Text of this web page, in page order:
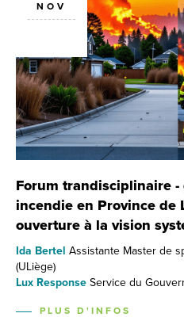
NOV
Forum trandisciplinaire
incendie en Province de
ouverture à la vision
Ida Bertel Assistante Master de
(ULiège)
Lux Response Service du
PLUS D'INFOS